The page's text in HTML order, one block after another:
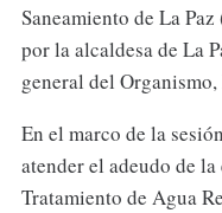
Saneamiento de La
por la alcaldesa de La
general del
En el marco de la
atender el adeudo de
Tratamiento de Agua